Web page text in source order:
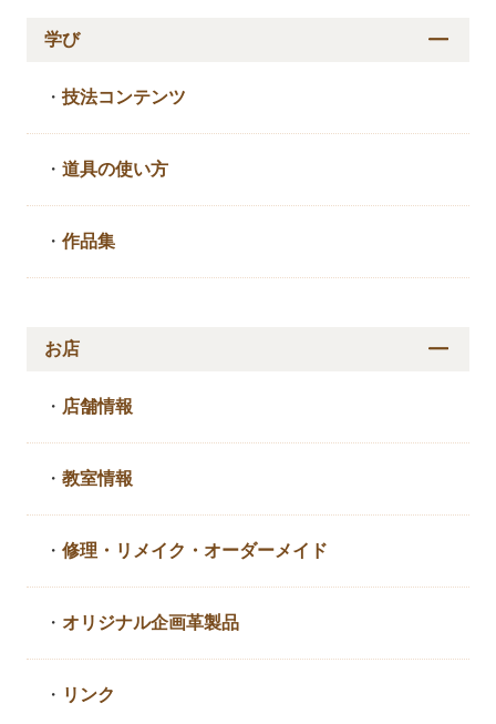
学び
・技法コンテンツ
・道具の使い方
・作品集
お店
・ 店舗情報
・教室情報
・修理・リメイク・ オーダーメイド
・ オリジナル企画革製品
・ リンク